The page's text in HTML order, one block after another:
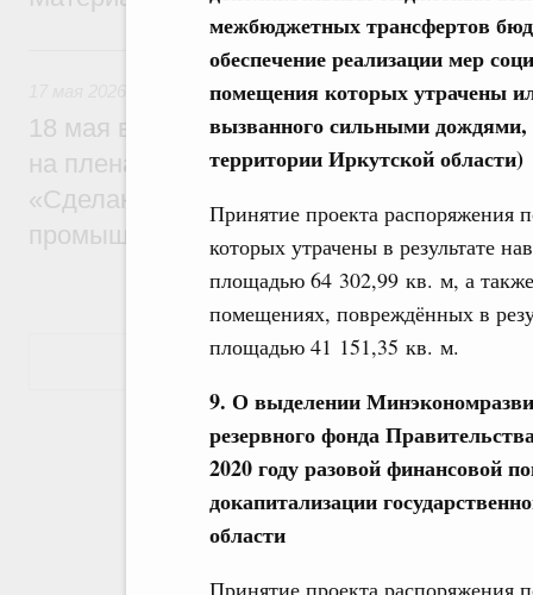
межбюджетных трансфертов
обеспечение реализации мер
помещения которых утрачены
вызванного сильными
территории Иркутской области)
Принятие проекта распоряжения
которых утрачены в результате
площадью 64 302,99 кв. м, а
помещениях, повреждённых в
площадью 41 151,35 кв. м.
9. О выделении
резервного фонда
2020 году разовой финансовой
докапитализации
области
Принятие проекта распоряжения
17 мая, воскресенье
18 мая в Нижнем Новгороде Михаил
на пленарной сессии 11-й конференции
«Сделано в России: цифровая
промышленности»
Показать еще